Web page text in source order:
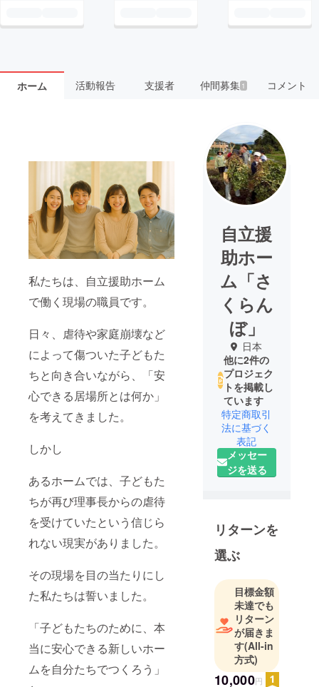
ホーム 活動報告 支援者 仲間募集 1 コメント
私たちは、自立援助ホーム
で働く現場の職員です。
日々、虐待や家庭崩壊など
によって傷ついた子どもた
ちと向き合いながら、「安
心できる居場所とは何か」
を考えてきました。
しかし
あるホームでは、子どもた
ちが再び理事長からの虐待
を受けていたという信じら
れない現実がありました。
その現場を目の当たりにし
た私たちは誓いました。
「子どもたちのために、本
当に安心できる新しいホー
ムを自分たちでつくろう」
自立援
助ホー
ム「さ
くらん
ぼ」
日本
他に2件の
プロジェク
トを掲載し
ています
特定商取引
法に基づく
表記
メッセー
ジを送る
リターンを
選ぶ
目標金額
未達でも
リターン
が届きま
す(All-in
方式)
10,000円